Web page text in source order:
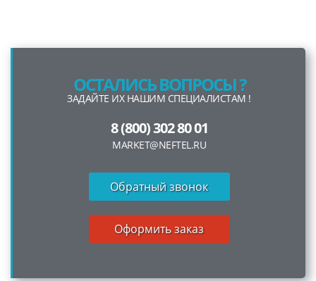
ОСТАЛИСЬ ВОПРОСЫ ?
ЗАДАЙТЕ ИХ НАШИМ СПЕЦИАЛИСТАМ !
8 (800) 302 80 01
MARKET@NEFTEL.RU
Обратный звонок
Оформить заказ